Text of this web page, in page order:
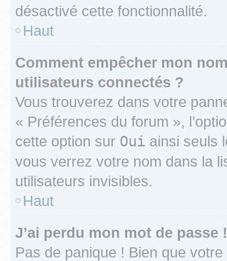
désactivé cette fonctionnalité.
Haut
Comment empêcher mon
utilisateurs connectés ?
Vous trouverez dans votre
« Préférences du forum »,
cette option sur Oui ainsi seuls
vous verrez votre nom dans la
utilisateurs invisibles.
Haut
J’ai perdu mon mot de passe !
Pas de panique ! Bien que